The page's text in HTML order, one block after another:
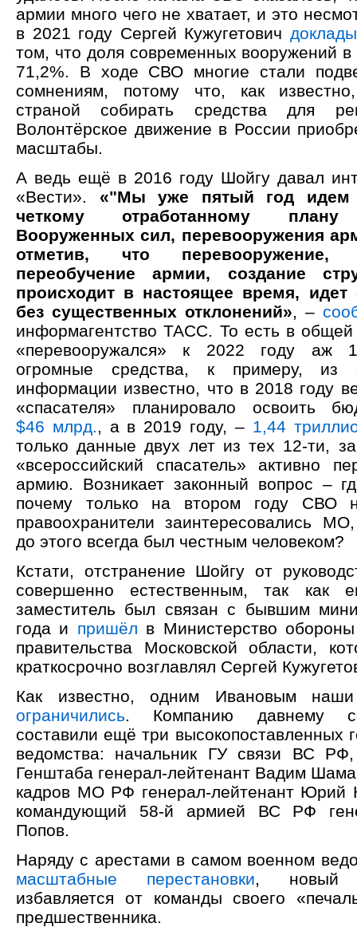
армии много чего не хватает, и это
в 2021 году Сергей Кужугетович
том, что доля современных вооружений в
71,2%. В ходе СВО многие стали
сомнениям, потому что, как
страной собирать средства для
Волонтёрское движение в России
масштабы.
А ведь ещё в 2016 году Шойгу давал
«Вести». «"Мы уже пятый год идем
четкому отработанному плану
Вооруженных сил, перевооружения
отметив, что перевооружение,
переобучение армии, создание
происходит в настоящее время, идет
без существенных отклонений», –
информагентство ТАСС. То есть в
«перевооружался» к 2022 году аж
огромные средства, к примеру, из
информации известно, что в 2018 году
«спасателя» планировало освоить
$46 млрд., а в 2019 году, – 1,44
только данные двух лет из тех 12-ти,
«всероссийский спасатель» активно
армию. Возникает законный вопрос –
почему только на втором году СВО
правоохранители заинтересовались
до этого всегда был честным человеком?
Кстати, отстранение Шойгу от
совершенно естественным, так как
заместитель был связан с бывшим
года и пришёл в Министерство
правительства Московской области,
краткосрочно возглавлял Сергей
Как известно, одним Ивановым
ограничились. Компанию давнему
составили ещё три высокопоставленных
ведомства: начальник ГУ связи ВС
Генштаба генерал-лейтенант Вадим
кадров МО РФ генерал-лейтенант Юрий
командующий 58-й армией ВС РФ
Попов.
Наряду с арестами в самом военном
масштабные перестановки , новый
избавляется от команды своего
предшественника.